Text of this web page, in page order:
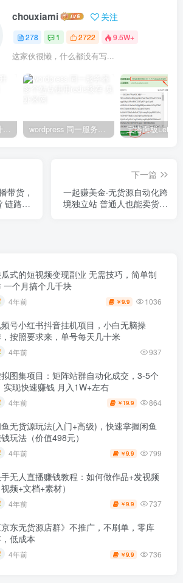
chouxiami 关注
278 1 2722 9.5W+
这家伙很懒，什么都没有写...
臭虾米网全新改版升级，测试中 wordpress 同一服务器多个站点使用redis缓存
带货，
链路
下一篇
一起赚美金·无货源自动化跨
境独立站 普通人也能卖货全
式的短视频变现副业 无需技巧，简单制
一个月搞个几千块
4年前 ￥9.9 1036
号小红书抖音挂机项目，小白无脑操
按照要求来，单号每天几十米
4年前 937
图集项目：矩阵站群自动化成交，3-5个
实现快速赚钱 月入1W+左右
4年前 ￥ 19.9 864
无货源玩法(入门+高级)，快速掌握闲鱼
玩法（价值498元）
4年前 ￥9.9 799
无人直播赚钱教程：如何做作品+发视频
视频+文档+素材）
4年前 ￥9.9 737
京东无货源店群》不推广，不刷单，零库
低成本
4年前 ￥9.9 736